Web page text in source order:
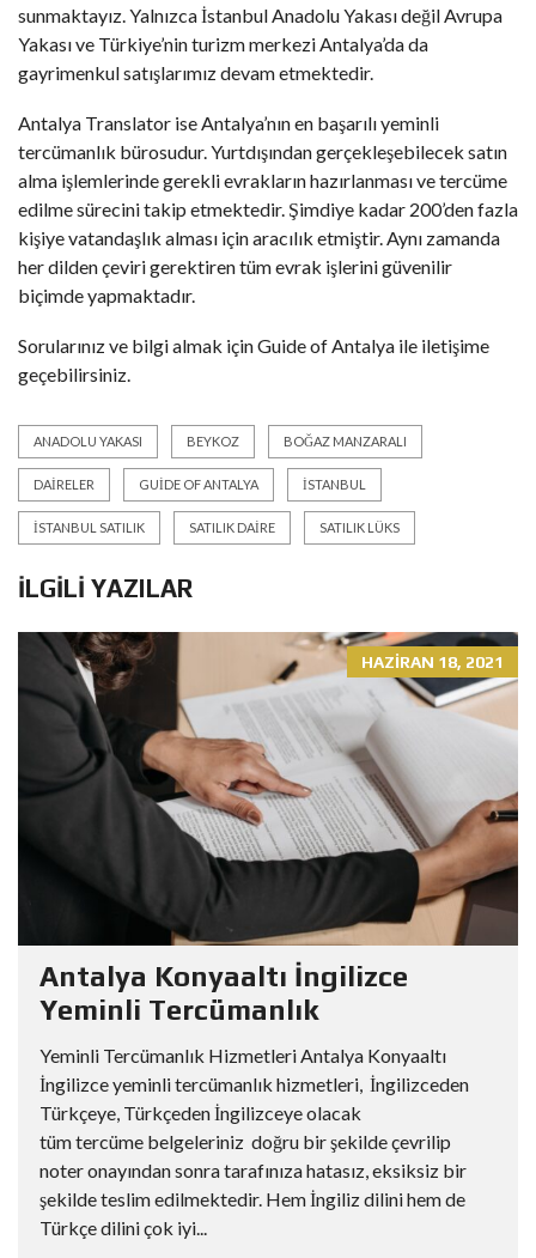
sunmaktayız. Yalnızca İstanbul Anadolu Yakası değil Avrupa
Yakası ve Türkiye’nin turizm merkezi Antalya’da da
gayrimenkul satışlarımız devam etmektedir.
Antalya Translator ise Antalya’nın en başarılı yeminli
tercümanlık bürosudur. Yurtdışından gerçekleşebilecek satın
alma işlemlerinde gerekli evrakların hazırlanması ve tercüme
edilme sürecini takip etmektedir. Şimdiye kadar 200’den fazla
kişiye vatandaşlık alması için aracılık etmiştir. Aynı zamanda
her dilden çeviri gerektiren tüm evrak işlerini güvenilir
biçimde yapmaktadır.
Sorularınız ve bilgi almak içinGuide of Antalya ile iletişime
geçebilirsiniz.
ANADOLU YAKASI BEYKOZ BOĞAZ MANZARALI
DAIRELER GUIDE OF ANTALYA İSTANBUL
İSTANBUL SATILIK SATILIK DAIRE SATILIK LÜKS
İLGILI YAZILAR
HAZIRAN 18, 2021
Antalya Konyaaltı İngilizce
Yeminli Tercümanlık
Yeminli Tercümanlık Hizmetleri Antalya Konyaaltı
İngilizce yeminli tercümanlık hizmetleri, İngilizceden
Türkçeye, Türkçeden İngilizceye olacak
tüm tercüme belgeleriniz doğru bir şekilde çevrilip
noter onayından sonra tarafınıza hatasız, eksiksiz bir
şekilde teslim edilmektedir. Hem İngiliz dilini hem de
Türkçe dilini çok iyi...